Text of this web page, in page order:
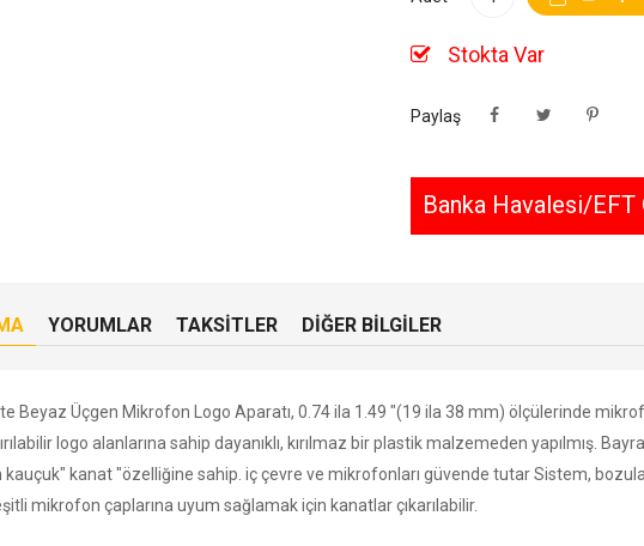
Stokta Var
Paylaş
Banka Havalesi/
YORUMLAR TAKSITLER DIĞER BILGILER
Beyaz Üçgen Mikrofon Logo Aparatı, 0.74 ila 1.49 "(19 ila 38 mm) ölçülerinde
logo alanlarına sahip dayanıklı, kırılmaz bir plastik malzemeden yapılmış.
kauçuk" kanat "özelliğine sahip. iç çevre ve mikrofonları güvende tutar Sistem,
mikrofon çaplarına uyum sağlamak için kanatlar çıkarılabilir.